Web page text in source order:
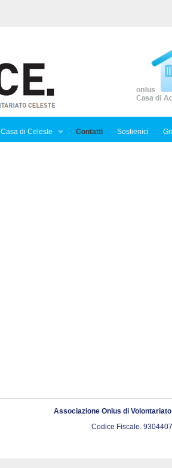
Casa di Celeste Contatti Sostienici
Associazione Onlus di
Codice Fiscale.